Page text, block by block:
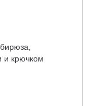
и крючком